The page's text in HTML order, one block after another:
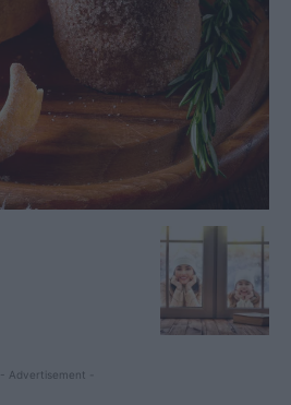
- Advertisement -